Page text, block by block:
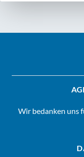
Wir bedanken uns